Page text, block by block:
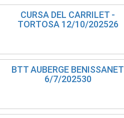
CURSA DEL CARRILET -
TORTOSA 12/10/202526
BTT AUBERGE BENISSANET
6/7/202530